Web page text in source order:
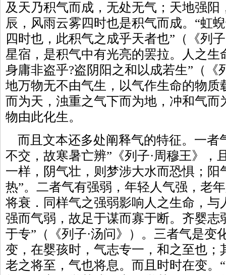
及天乃积气而成，无处无气；天地强阳
辰，风雨云雾四时也是积气而成。“虹
四时也，此积气之成乎天者也”（《列
星宿，是积气中有光亮的罢拉。人之生
身庸非盗乎?盗阴阳之和以成若生”（《
地万物无不由气生，以气作生命的物质
而为天，浊重之气下而为地，冲和气而
物由此化生。
而且文本还多处阐释气的特征。一者
不交，故寒暑亡辨”《列子·周穆王》，
一样，阴气壮，则梦涉大水而恐惧；阳
热”。二者气有强弱，年轻人气强，老
将衰．同样气之强弱影响人之生命，与
强而气弱，故足于谋而寡于断。齐婴志
于专”（《列子·汤问》）。三者气是变
变，在婴孩时，气志专一，和之至也；
老之将至，气也将息。而且时时在变。